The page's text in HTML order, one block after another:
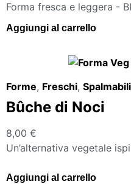
Forma fresca e leggera -
Aggiungi al carrello
Forme, Freschi, Spalmabili
Bûche di Noci
8,00 €
Un’alternativa vegetale
Aggiungi al carrello